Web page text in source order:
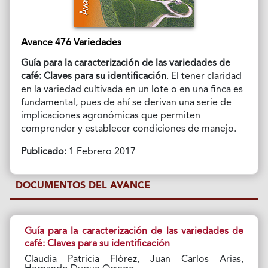
Avance 476 Variedades
Guía para la caracterización de las variedades de
café: Claves para su identificación. El tener claridad
en la variedad cultivada en un lote o en una finca es
fundamental, pues de ahí se derivan una serie de
implicaciones agronómicas que permiten
comprender y establecer condiciones de manejo.
Publicado:1 Febrero 2017
DOCUMENTOS DEL AVANCE
Guía para la caracterización de las variedades de
café: Claves para su identificación
Claudia Patricia Flórez, Juan Carlos Arias,